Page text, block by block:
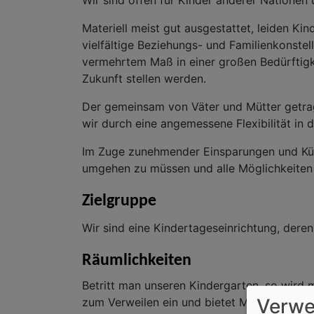
Materiell meist gut ausgestattet, leiden
vielfältige Beziehungs- und
vermehrtem Maß in einer großen
Zukunft stellen werden.
Der gemeinsam von Väter und Mütter
wir durch eine angemessene Flexibilität in
Im Zuge zunehmender Einsparungen und
umgehen zu müssen und alle
Zielgruppe
Wir sind eine Kindertageseinrichtung,
Räumlichkeiten
Betritt man unseren Kindergarten, so wird
zum Verweilen ein und bietet